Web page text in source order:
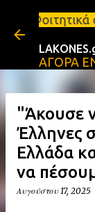
προς
ΑΓΟΡΑ
"Άκουσε
Έλληνες
Ελλάδα
να
Αυγούστου 17, 2025